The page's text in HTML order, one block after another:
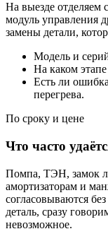
На выезде
модуль управления
замены детали,
Модель и
На каком
Есть ли
перегрева.
По сроку и цене
Что часто
Помпа, ТЭН, замок
амортизаторам и
согласовываются
деталь, сразу
невозможное.